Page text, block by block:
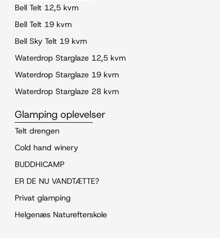
Bell Telt 12,5 kvm
Bell Telt 19 kvm
Bell Sky Telt 19 kvm
Waterdrop Starglaze 12,5 kvm
Waterdrop Starglaze 19 kvm
Waterdrop Starglaze 28 kvm
Glamping oplevelser
Telt drengen
Cold hand winery
BUDDHICAMP
ER DE NU VANDTÆTTE?
Privat glamping
Helgenæs Naturefterskole